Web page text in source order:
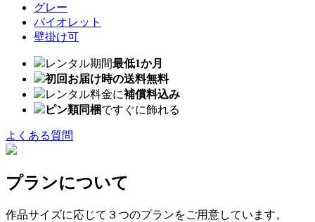
グレー
バイオレット
壁掛け可
レンタル期間最低1か月
初回お届け時の送料無料
レンタル料金に補償料込み
ピン類同梱ですぐに飾れる
よくある質問
プランについて
作品サイズに応じて３つのプランをご用意しています。